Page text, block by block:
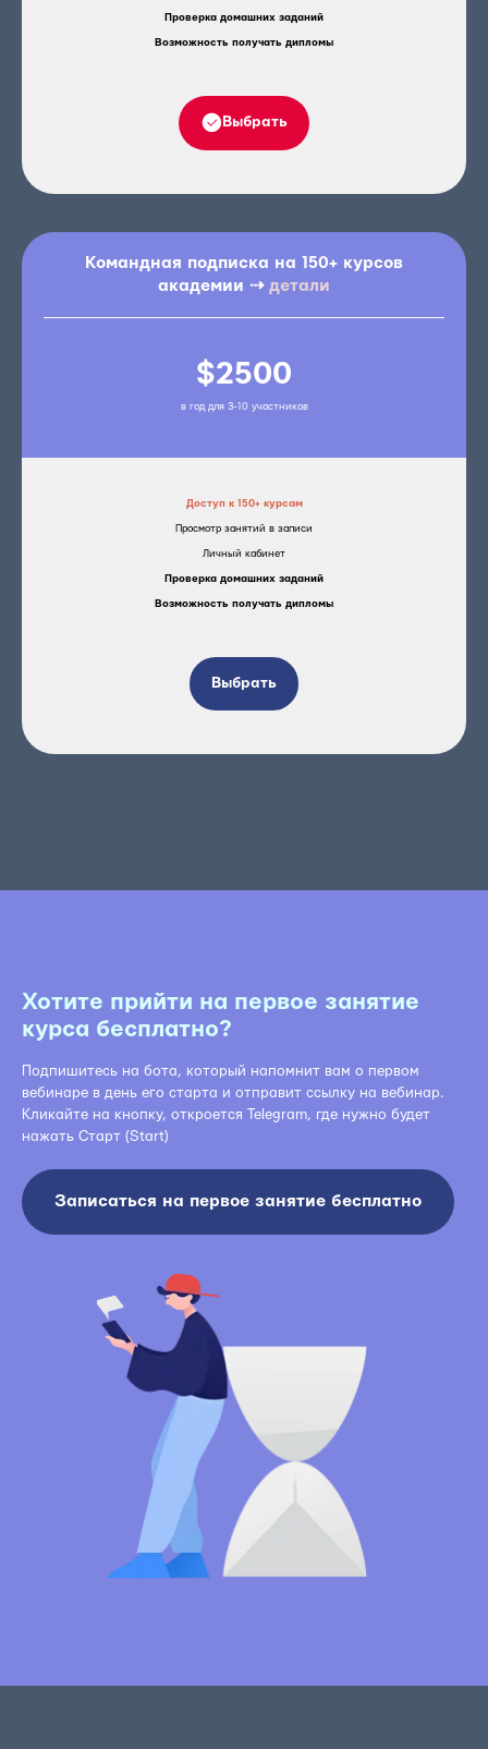
Проверка домашних заданий
Возможность получать дипломы
Выбрать
Командная подписка на 150+ курсов
академии ⇢ детали
$2500
в год для 3-10 участников
Доступ к 150+ курсам
Просмотр занятий в записи
Личный кабинет
Проверка домашних заданий
Возможность получать дипломы
Выбрать
Хотите прийти на первое занятие
курса бесплатно?
Подпишитесь на бота, который напомнит вам о первом
вебинаре в день его старта и отправит ссылку на вебинар.
Кликайте на кнопку, откроется Telegram, где нужно будет
нажать Старт (Start)
Записаться на первое занятие бесплатно